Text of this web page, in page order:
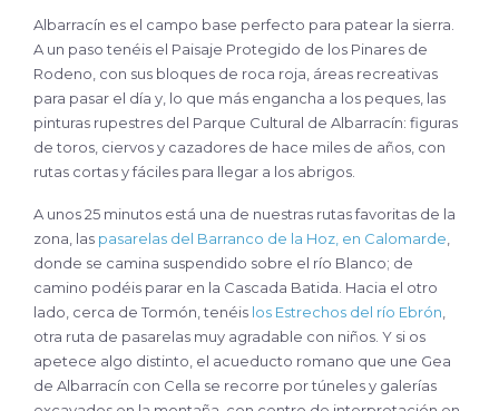
Albarracín es el campo base perfecto para patear la sierra.
A un paso tenéis el Paisaje Protegido de los Pinares de
Rodeno, con sus bloques de roca roja, áreas recreativas
para pasar el día y, lo que más engancha a los peques, las
pinturas rupestres del Parque Cultural de Albarracín: figuras
de toros, ciervos y cazadores de hace miles de años, con
rutas cortas y fáciles para llegar a los abrigos.
A unos 25 minutos está una de nuestras rutas favoritas de la
zona, las pasarelas del Barranco de la Hoz, en Calomarde
donde se camina suspendido sobre el río Blanco; de
camino podéis parar en la Cascada Batida. Hacia el otro
lado, cerca de Tormón, tenéis los Estrechos del río Ebrón
otra ruta de pasarelas muy agradable con niños. Y si os
apetece algo distinto, el acueducto romano que une Gea
de Albarracín con Cella se recorre por túneles y galerías